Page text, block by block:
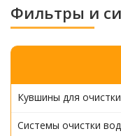
Фильтры и
Кувшины для
Системы очистки